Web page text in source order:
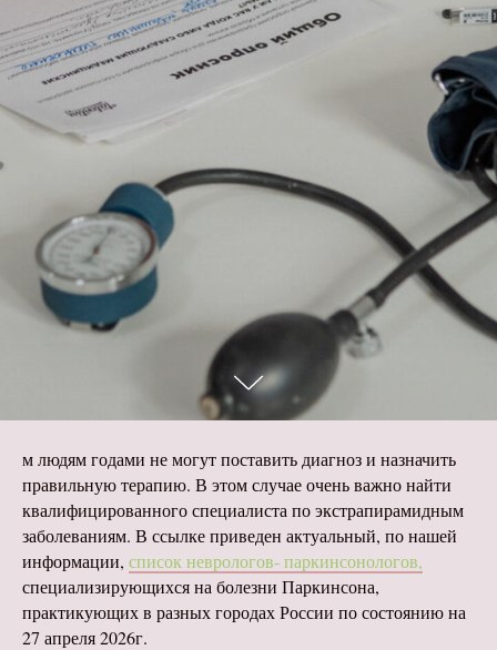
м людям годами не могут поставить диагноз и назначить
правильную терапию. В этом случае очень важно найти
квалифицированного специалиста по экстрапирамидным
заболеваниям. В ссылке приведен актуальный, по нашей
информации, список неврологов- паркинсонологов,
специализирующихся на болезни Паркинсона,
практикующих в разных городах России по состоянию на
27 апреля 2026г.